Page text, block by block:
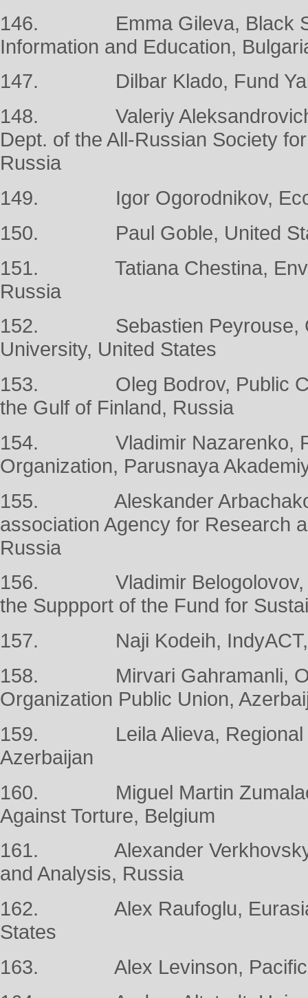
146. Emma Gileva, Black
Information and Education,
147. Dilbar Klado, Fund
148. Valeriy Aleksandrovich
Dept. of the All-Russian Society
Russia
149. Igor Ogorodnikov,
150. Paul Goble, United
151. Tatiana Chestina,
Russia
152. Sebastien Peyrouse,
University, United States
153. Oleg Bodrov, Public
the Gulf of Finland, Russia
154. Vladimir Nazarenko,
Organization, Parusnaya
155. Aleskander Arbachakov,
association Agency for Research
Russia
156. Vladimir Belogolovov,
the Suppport of the Fund for
157. Naji Kodeih, IndyACT,
158. Mirvari Gahramanli, Oil
Organization Public Union,
159. Leila Alieva, Regional
Azerbaijan
160. Miguel Martin
Against Torture, Belgium
161. Alexander Verkhovsky,
and Analysis, Russia
162. Alex Raufoglu, Eurasia
States
163. Alex Levinson, Pacific